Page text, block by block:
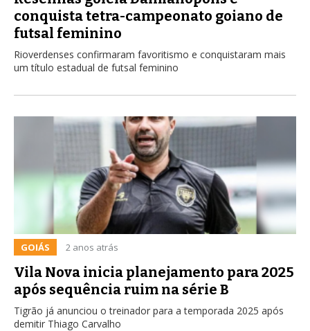
conquista tetra-campeonato goiano de
futsal feminino
Rioverdenses confirmaram favoritismo e conquistaram mais
um título estadual de futsal feminino
GOIÁS 2 anos atrás
Vila Nova inicia planejamento para 2025
após sequência ruim na série B
Tigrão já anunciou o treinador para a temporada 2025 após
demitir Thiago Carvalho